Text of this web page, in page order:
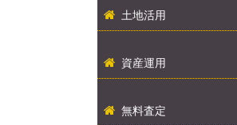
土地活用
資産運用
無料査定